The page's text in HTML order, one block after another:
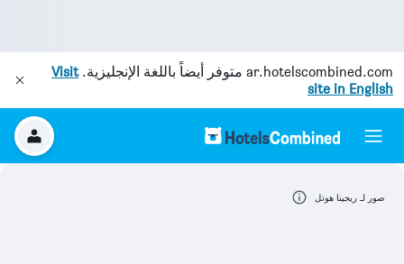
ar.hotelscombined.com متوفر أيضاً باللغة الإنجليزية.Visit
site in English
صور لـ ريجينا هوتل